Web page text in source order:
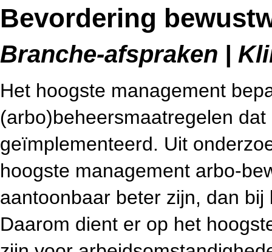
Bevordering
Branche-afspraken |
Het hoogste management
(arbo)beheersmaatregelen
geïmplementeerd. Uit
hoogste management arbo-
aantoonbaar beter zijn, dan
Daarom dient er op het